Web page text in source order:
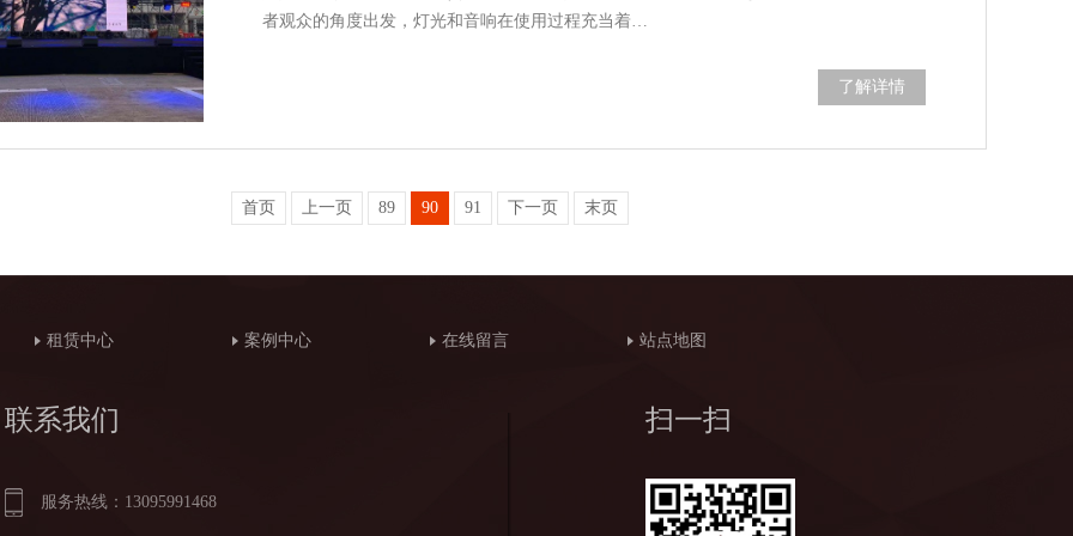
者观众的角度出发，灯光和音响在使用过程充当着…
了解详情
首页 上一页 89 90 91 下一页 末页
租赁中心 案例中心 在线留言 站点地图
联系我们
服务热线：13095991468
扫一扫